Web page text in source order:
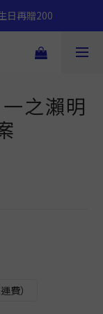
日再贈200
之瀨明
費）